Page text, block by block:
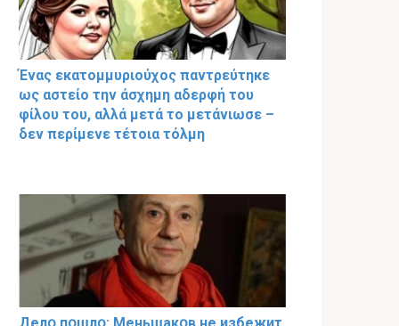
Ένας εκατομμυριούχος παντρεύτηκε
ως αστείο την άσχημη αδερφή του
φίλου του, αλλά μετά το μετάνιωσε –
δεν περίμενε τέτοια τόλμη